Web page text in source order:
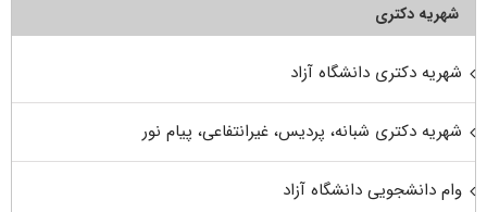
شهریه دکتری
شهریه دکتری دانشگاه آزاد
شهریه دکتری شبانه، پردیس، غیرانتفاعی، پیام نور
وام دانشجویی دانشگاه آزاد